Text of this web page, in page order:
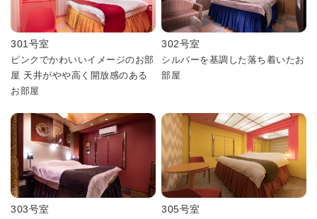
301号室
ピンクでかわいいイメージのお部
屋 天井がやや高く開放感のある
お部屋
302号室
シルバーを基調した落ち着いたお
部屋
303号室 305号室